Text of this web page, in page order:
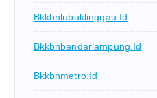
Bkkbnlubuklinggau.id
Bkkbnbandarlampung.id
Bkkbnmetro.id